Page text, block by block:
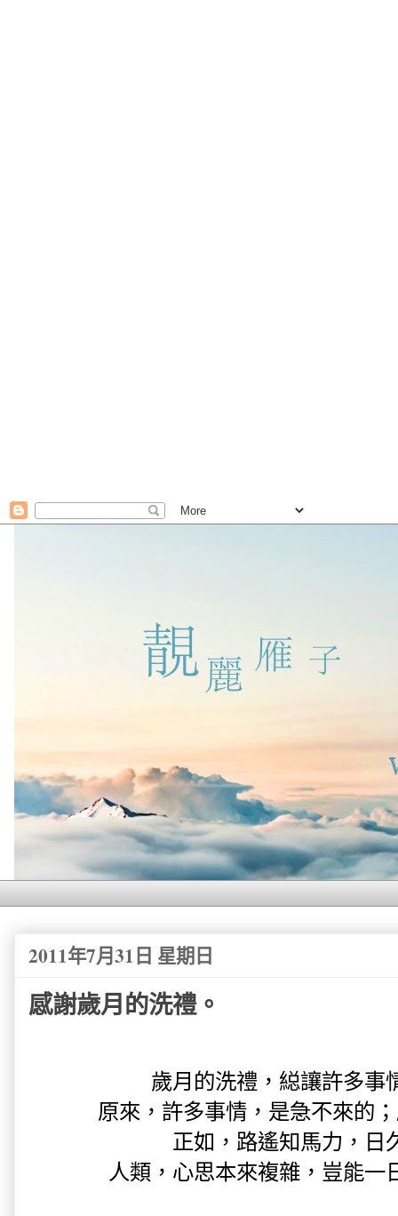
2011年7月31日 星期日
感謝歲月的洗禮。
歲月的洗禮，縂讓許多事
原來，許多事情，是急不來的
正如，路遙知馬力，日
人類，心思本來複雜，豈能一